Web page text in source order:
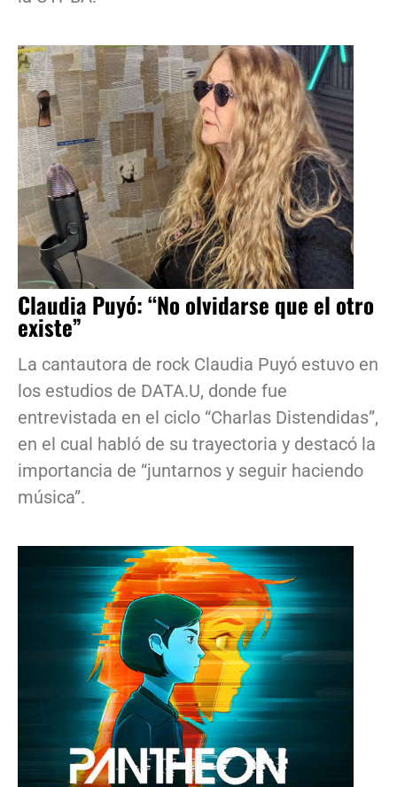
Claudia Puyó: “No olvidarse que el otro
existe”
La cantautora de rock Claudia Puyó estuvo en
los estudios de DATA.U, donde fue
entrevistada en el ciclo “Charlas Distendidas”,
en el cual habló de su trayectoria y destacó la
importancia de “juntarnos y seguir haciendo
música”.